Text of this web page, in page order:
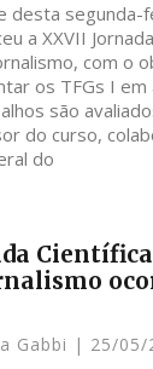
desta segunda-
a XXVII
com o
os TFGs I em
são
do curso,
do
Gabbi 25/05/